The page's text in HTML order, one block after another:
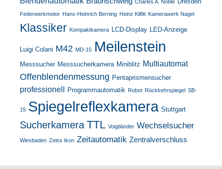
Charles A. Noble
Federwerkmotor Hans-Heinrich Berning Heinz Kilfitt Kamerawerk Nagel
Klassiker Kompaktkamera LCD-Display LED-Anzeige
Luigi Colani M42 MD-15 Meilenstein
Messsucher Messsucherkamera Miniblitz Multiautomat
Offenblendenmessung Pentaprismensucher
professionell Programmautomatik Robot Rückkehrspiegel SB-
15 Spiegelreflexkamera Stuttgart
Sucherkamera TTL Voigtländer Wechselsucher
Wiesbaden Zeiss Ikon Zeitautomatik Zentralverschluss